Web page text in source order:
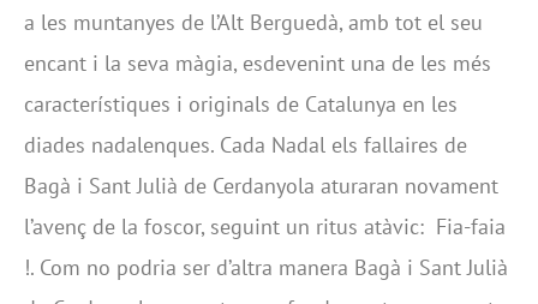
a les muntanyes de l’Alt Berguedà, amb tot el seu
encant i la seva màgia, esdevenint una de les més
característiques i originals de Catalunya en les
diades nadalenques. Cada Nadal els fallaires de
Bagà i Sant Julià de Cerdanyola aturaran novament
l’avenç de la foscor, seguint un ritus atàvic: Fia-faia
!. Com no podria ser d’altra manera Bagà i Sant Julià